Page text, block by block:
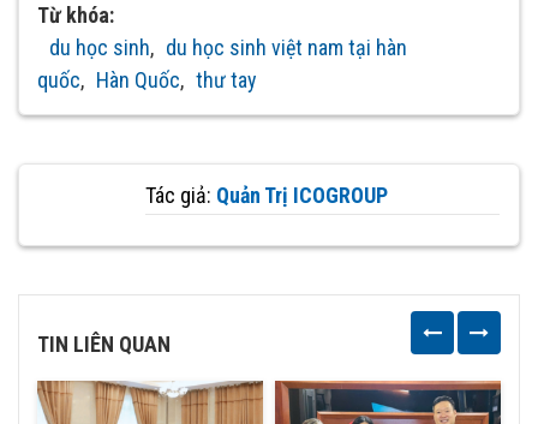
Từ khóa:
du học sinh, du học sinh việt nam tại hàn
quốc, Hàn Quốc, thư tay
Tác giả: Quản Trị ICOGROUP
TIN LIÊN QUAN